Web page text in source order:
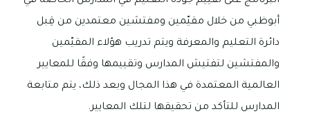
أبوظبي من خلال مقيّمين ومفتشين معتمدين من قِبل
دائرة التعليم والمعرفة ويتم تدريب هؤلاء المقيّمين
والمفتشين لتفتيش المدارس وتقييمها وفقًا للمعايير
العالمية المعتمدة في هذا المجال وبعد ذلك، يتم متابعة
المدارس للتأكد من تحقيقها لتلك المعايير.